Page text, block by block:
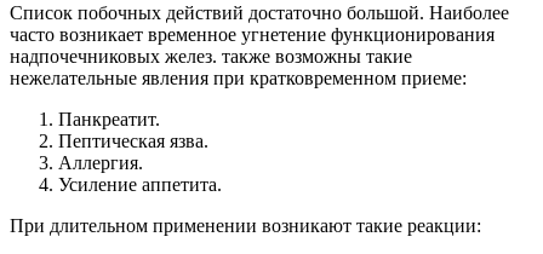
Список побочных действий достаточно большой. Наиболее
часто возникает временное угнетение функционирования
надпочечниковых желез. также возможны такие
нежелательные явления при кратковременном приеме:
Панкреатит.
Пептическая язва.
Аллергия.
Усиление аппетита.
При длительном применении возникают такие реакции: